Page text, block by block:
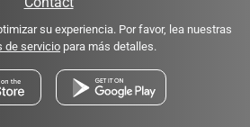
su experiencia. Por favor, lea nuestras
de servicio para más detalles.